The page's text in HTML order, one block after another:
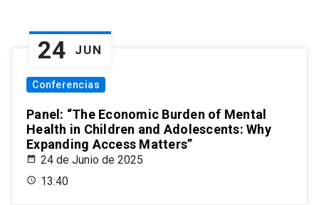
24 JUN
Conferencias
Panel: “The Economic Burden of Mental
Health in Children and Adolescents: Why
Expanding Access Matters”
24 de Junio de 2025
13:40